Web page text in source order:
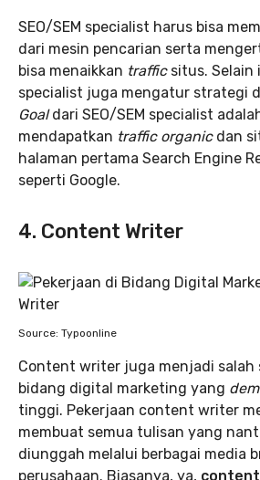
SEO/SEM specialist harus bisa
dari mesin pencarian serta
bisa menaikkan trafficsitus. Selain
specialist juga mengatur strategi
Goaldari SEO/SEM specialist
mendapatkan traffic organic dan
halaman pertama Search Engine
seperti Google.
4. Content Writer
Source: Typoonline
Content writer juga menjadi salah
bidang digital marketing yang
tinggi. Pekerjaan content writer
membuat semua tulisan yang
diunggah melalui berbagai media
perusahaan. Biasanya, ya,